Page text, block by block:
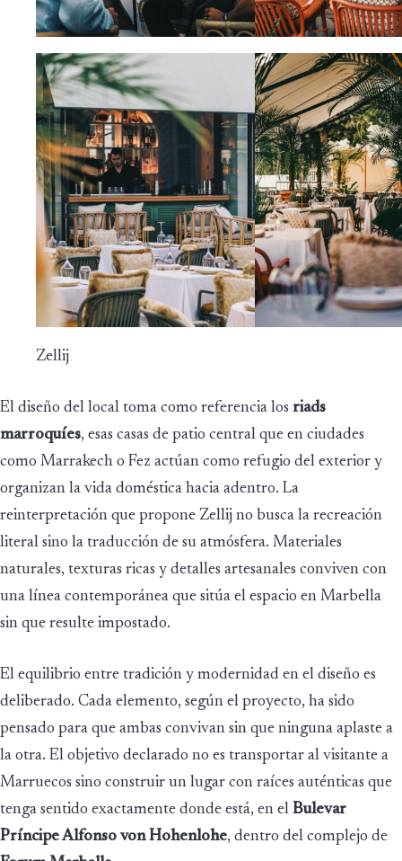
Zellij
El diseño del local toma como referencia los riads
marroquíes, esas casas de patio central que en ciudades
como Marrakech o Fez actúan como refugio del exterior y
organizan la vida doméstica hacia adentro. La
reinterpretación que propone Zellij no busca la recreación
literal sino la traducción de su atmósfera. Materiales
naturales, texturas ricas y detalles artesanales conviven con
una línea contemporánea que sitúa el espacio en Marbella
sin que resulte impostado.
El equilibrio entre tradición y modernidad en el diseño es
deliberado. Cada elemento, según el proyecto, ha sido
pensado para que ambas convivan sin que ninguna aplaste a
la otra. El objetivo declarado no es transportar al visitante a
Marruecos sino construir un lugar con raíces auténticas que
tenga sentido exactamente donde está, en el Bulevar
Príncipe Alfonso von Hohenlohe, dentro del complejo de